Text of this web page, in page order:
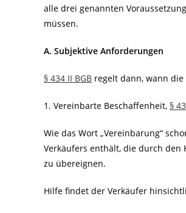
alle drei genannten
müssen.
A. Subjektive Anforderungen
§ 434 II BGB regelt dann, wann
1. Vereinbarte Beschaffenheit, §
Wie das Wort „Vereinbarung“
Verkäufers enthält, die durch den
zu übereignen.
Hilfe findet der Verkäufer